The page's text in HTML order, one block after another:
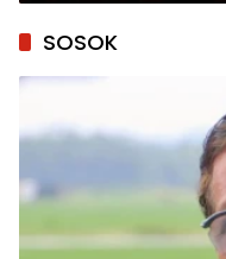
SOSOK